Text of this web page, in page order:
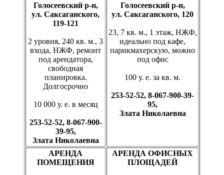
Голосеевский р-н,
ул. Саксаганского,
119-121
2 уровня, 240 кв. м., 3
входа, НЖФ, ремонт
под арендатора,
свободная
планировка.
Долгосрочно
10 000 у. е. в месяц
253-52-52, 8-067-900-
39-95,
Злата Николаевна
Голосеевский р-н,
ул. Саксаганского, 120
23, 7 кв. м., 1 этаж, НЖФ,
идеально под кафе,
парикмахерскую, можно
под офис
100 у. е. за кв. м.
253-52-52, 8-067-900-39-
95,
Злата Николаевна
АРЕНДА
ПОМЕЩЕНИЯ
АРЕНДА ОФИСНЫХ
ПЛОЩАДЕЙ